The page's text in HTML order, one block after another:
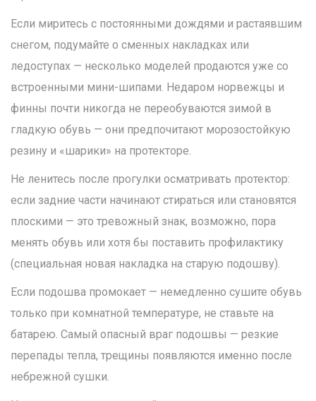
Если миритесь с постоянными дождями и растаявшим
снегом, подумайте о сменных накладках или
ледоступах — несколько моделей продаются уже со
встроенными мини-шипами. Недаром норвежцы и
финны почти никогда не переобуваются зимой в
гладкую обувь — они предпочитают морозостойкую
резину и «шарики» на протекторе.
Не ленитесь после прогулки осматривать протектор:
если задние части начинают стираться или становятся
плоскими — это тревожный знак, возможно, пора
менять обувь или хотя бы поставить профилактику
(специальная новая накладка на старую подошву).
Если подошва промокает — немедленно сушите обувь
только при комнатной температуре, не ставьте на
батарею. Самый опасный враг подошвы — резкие
перепады тепла, трещины появляются именно после
небрежной сушки.